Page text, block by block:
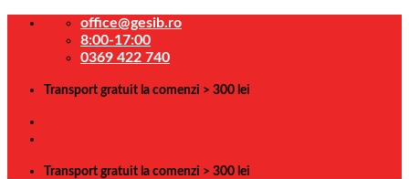
Skip
office@gesib.ro
8:00-17:00
0369 422 740
Transport gratuit la comenzi > 300 lei
Transport gratuit la comenzi > 300 lei